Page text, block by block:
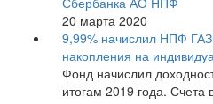
20 марта 2020
9,99% начислил НПФ
накопления на
Фонд начислил
итогам 2019 года. Счета